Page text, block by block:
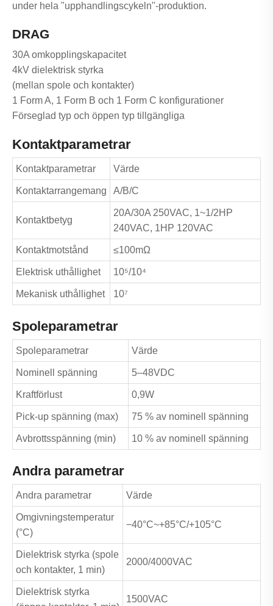
under hela "upphandlingscykeln"-produktion.
DRAG
30A omkopplingskapacitet
4kV dielektrisk styrka
(mellan spole och kontakter)
1 Form A, 1 Form B och 1 Form C konfigurationer
Förseglad typ och öppen typ tillgängliga
Kontaktparametrar
Kontaktparametrar Värde
Kontaktarrangemang A/B/C
Kontaktbetyg
20A/30A 250VAC, 1~1/2HP
240VAC, 1HP 120VAC
Kontaktmotstånd ≤100mΩ
Elektrisk uthållighet 10⁵/10⁴
Mekanisk uthållighet 10⁷
Spoleparametrar
Spoleparametrar Värde
Nominell spänning 5–48VDC
Kraftförlust 0,9W
Pick-up spänning (max) 75 % av nominell spänning
Avbrottsspänning (min) 10 % av nominell spänning
Andra parametrar
Andra parametrar Värde
Omgivningstemperatur
(°C)
−40°C~+85°C/+105°C
Dielektrisk styrka (spole
och kontakter, 1 min)
2000/4000VAC
Dielektrisk styrka
1500VAC